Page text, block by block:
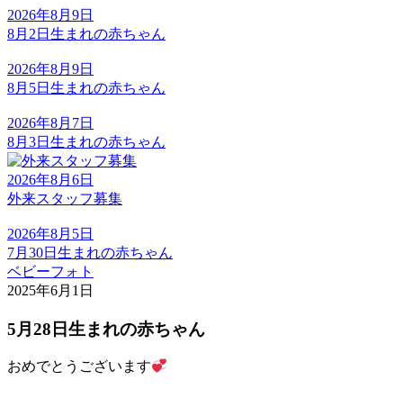
2026年8月9日
8月2日生まれの赤ちゃん
2026年8月9日
8月5日生まれの赤ちゃん
2026年8月7日
8月3日生まれの赤ちゃん
2026年8月6日
外来スタッフ募集
2026年8月5日
7月30日生まれの赤ちゃん
ベビーフォト
2025年6月1日
5月28日生まれの赤ちゃん
おめでとうございます